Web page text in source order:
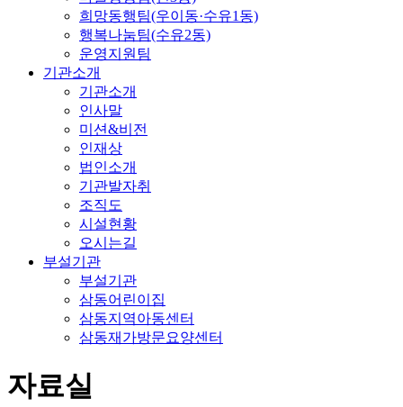
희망동행팀(우이동·수유1동)
행복나눔팀(수유2동)
운영지원팀
기관소개
기관소개
인사말
미션&비전
인재상
법인소개
기관발자취
조직도
시설현황
오시는길
부설기관
부설기관
삼동어린이집
삼동지역아동센터
삼동재가방문요양센터
자료실